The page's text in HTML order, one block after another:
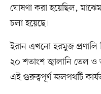
ঘোষণা করা হয়েছিল,
চলা হয়েছে।
ইরান এখনো হরমুজ প্রণালি
২০ শতাংশ জ্বালানি তেল
এই গুরুত্বপূর্ণ জলপথটি